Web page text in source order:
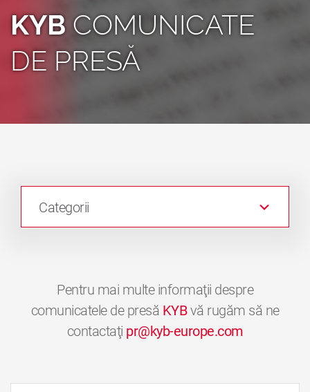
KYB COMUNICATE
DE PRESĂ
Categorii
Pentru mai multe informaţii despre
comunicatele de presă KYBvă rugăm să ne
contactaţi pr@kyb-europe.com